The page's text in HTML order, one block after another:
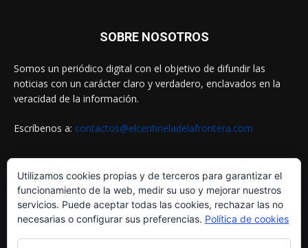
SOBRE NOSOTROS
Somos un periódico digital con el objetivo de difundir las
noticias con un carácter claro y verdadero, enclavados en la
veracidad de la información.
Escríbenos a: contactos@elcentineladelafrontera.com
SIGUENOS EN
Utilizamos cookies propias y de terceros para garantizar el
funcionamiento de la web, medir su uso y mejorar nuestros
servicios. Puede aceptar todas las cookies, rechazar las no
necesarias o configurar sus preferencias. Política de cookies